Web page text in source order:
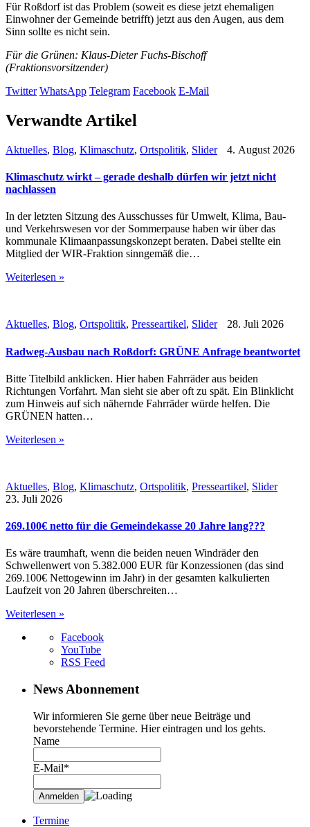
Für Roßdorf ist das Problem (soweit es diese jetzt ehemaligen
Einwohner der Gemeinde betrifft) jetzt aus den Augen, aus dem
Sinn sollte es nicht sein.
Für die Grünen: Klaus-Dieter Fuchs-Bischoff
(Fraktionsvorsitzender)
Twitter WhatsApp Telegram Facebook E-Mail
Verwandte Artikel
Aktuelles, Blog, Klimaschutz, Ortspolitik, Slider 4. August 2026
Klimaschutz wirkt – gerade deshalb dürfen wir jetzt nicht
nachlassen
In der letzten Sitzung des Ausschusses für Umwelt, Klima, Bau-
und Verkehrswesen vor der Sommerpause haben wir über das
kommunale Klimaanpassungskonzept beraten. Dabei stellte ein
Mitglied der WIR-Fraktion sinngemäß die…
Weiterlesen »
Aktuelles, Blog, Ortspolitik, Presseartikel, Slider 28. Juli 2026
Radweg-Ausbau nach Roßdorf: GRÜNE Anfrage beantwortet
Bitte Titelbild anklicken. Hier haben Fahrräder aus beiden
Richtungen Vorfahrt. Man sieht sie aber oft zu spät. Ein Blinklicht
zum Hinweis auf sich nähernde Fahrräder würde helfen. Die
GRÜNEN hatten…
Weiterlesen »
Aktuelles, Blog, Klimaschutz, Ortspolitik, Presseartikel, Slider
23. Juli 2026
269.100€ netto für die Gemeindekasse 20 Jahre lang???
Es wäre traumhaft, wenn die beiden neuen Windräder den
Schwellenwert von 5.382.000 EUR für Konzessionen (das sind
269.100€ Nettogewinn im Jahr) in der gesamten kalkulierten
Laufzeit von 20 Jahren überschreiten…
Weiterlesen »
Facebook
YouTube
RSS Feed
News Abonnement
Wir informieren Sie gerne über neue Beiträge und
bevorstehende Termine. Hier eintragen und los gehts.
Name
E-Mail*
Termine